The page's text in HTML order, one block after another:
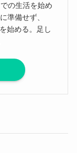
の生活を始め
準備せず、
始める。足し